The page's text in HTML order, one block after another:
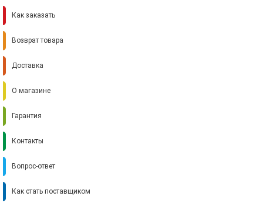
Как заказать
Возврат товара
Доставка
О магазине
Гарантия
Контакты
Вопрос-ответ
Как стать поставщиком